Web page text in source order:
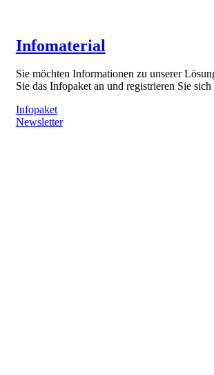
Infomaterial
Sie möchten Informationen zu unserer
Sie das Infopaket an und registrieren Sie
Infopaket
Newsletter